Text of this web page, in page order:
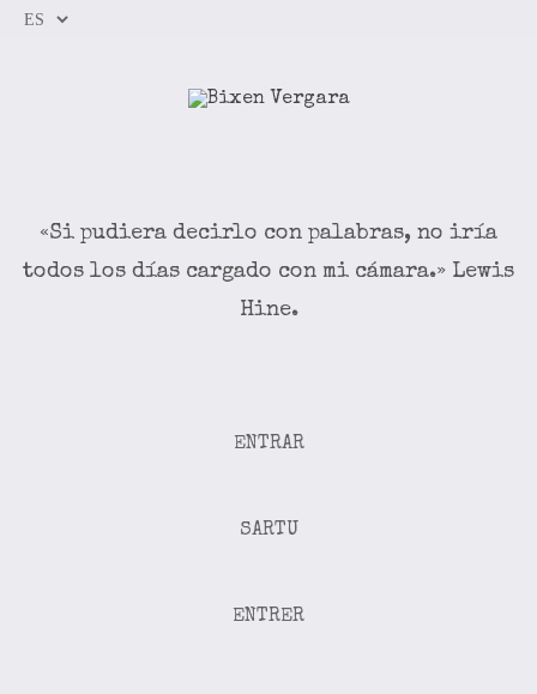
«Si pudiera decirlo con palabras, no iría
todos los días cargado con mi cámara.» Lewis
Hine.
ENTRAR
SARTU
ENTRER